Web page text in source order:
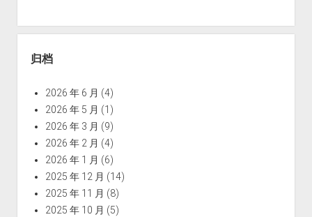
归档
2026 年 6 月 (4)
2026 年 5 月 (1)
2026 年 3 月 (9)
2026 年 2 月 (4)
2026 年 1 月 (6)
2025 年 12 月 (14)
2025 年 11 月 (8)
2025 年 10 月 (5)